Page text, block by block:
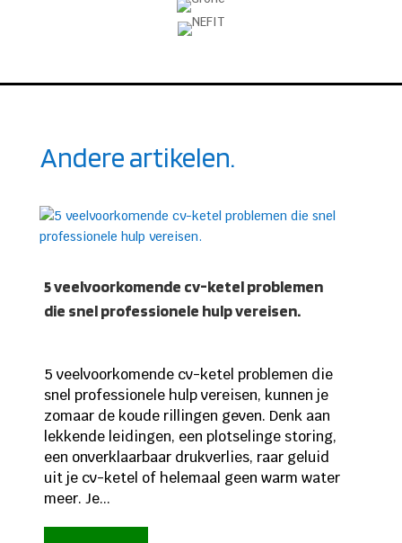
Andere artikelen.
5 veelvoorkomende cv-ketel problemen
die snel professionele hulp vereisen.
5 veelvoorkomende cv-ketel problemen die
snel professionele hulp vereisen, kunnen je
zomaar de koude rillingen geven. Denk aan
lekkende leidingen, een plotselinge storing,
een onverklaarbaar drukverlies, raar geluid
uit je cv-ketel of helemaal geen warm water
meer. Je...